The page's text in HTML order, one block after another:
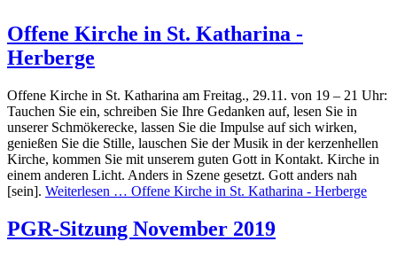
Offene Kirche in St. Katharina -
Herberge
Offene Kirche in St. Katharina am Freitag., 29.11. von 19 – 21 Uhr:
Tauchen Sie ein, schreiben Sie Ihre Gedanken auf, lesen Sie in
unserer Schmökerecke, lassen Sie die Impulse auf sich wirken,
genießen Sie die Stille, lauschen Sie der Musik in der kerzenhellen
Kirche, kommen Sie mit unserem guten Gott in Kontakt. Kirche in
einem anderen Licht. Anders in Szene gesetzt. Gott anders nah
[sein]. Weiterlesen … Offene Kirche in St. Katharina - Herberge
PGR-Sitzung November 2019